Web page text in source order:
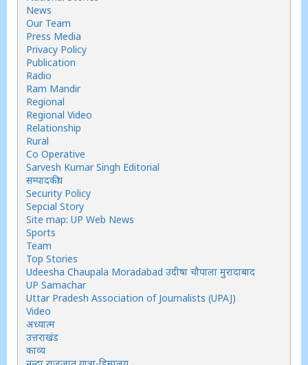
News
Our Team
Press Media
Privacy Policy
Publication
Radio
Ram Mandir
Regional
Regional Video
Relationship
Rural
Co Operative
Sarvesh Kumar Singh Editorial
सम्पादकीय
Security Policy
Sepcial Story
Site map: UP Web News
Sports
Team
Top Stories
Udeesha Chaupala Moradabad उदीषा चौपाला मुरादाबाद
UP Samachar
Uttar Pradesh Association of Journalists (UPAJ)
Video
अध्यात्म
उत्तराखंड
काव्य